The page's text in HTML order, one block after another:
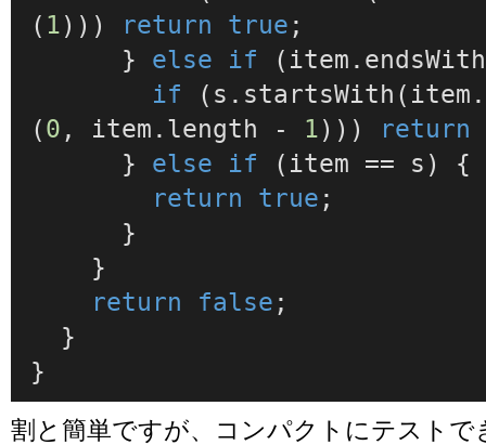
( 1))) return true ;
      }
else if (item. endsWith
if (s. startsWith (item.
(0 , item. length - 1)))
return
      }
else if (item == s) {
return
true ;
return
false ;
}
割と簡単ですが、コンパクトにテストで